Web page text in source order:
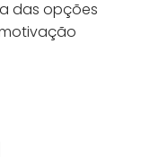
das opções